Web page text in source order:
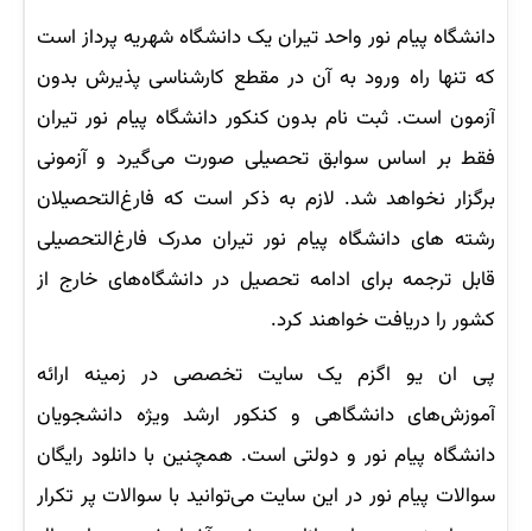
دانشگاه پیام نور واحد تیران یک دانشگاه شهریه پرداز است
که تنها راه ورود به آن در مقطع کارشناسی پذیرش بدون
آزمون است. ثبت نام بدون کنکور دانشگاه پیام نور تیران
فقط بر اساس سوابق تحصیلی صورت می‌گیرد و آزمونی
برگزار نخواهد شد. لازم به ذکر است که فارغ‌التحصیلان
رشته های دانشگاه پیام نور تیران مدرک فارغ‌التحصیلی
قابل ترجمه برای ادامه تحصیل در دانشگاه‌های خارج از
کشور را دریافت خواهند کرد.
پی ان یو اگزم یک سایت تخصصی در زمینه ارائه
آموزش‌های دانشگاهی و کنکور ارشد ویژه دانشجویان
دانشگاه پیام نور و دولتی است. همچنین با دانلود رایگان
سوالات پیام نور در این سایت می‌توانید با سوالات پر تکرار